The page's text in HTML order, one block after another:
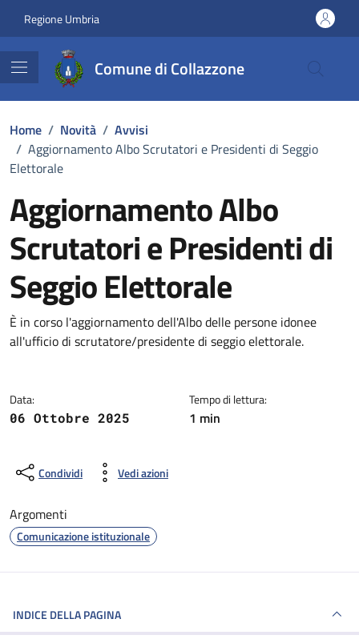
Regione Umbria
Comune di Collazzone
Home / Novità / Avvisi
/ Aggiornamento Albo Scrutatori e Presidenti di Seggio
Elettorale
Aggiornamento Albo
Scrutatori e Presidenti di
Seggio Elettorale
Dettagli della notizia
È in corso l'aggiornamento dell'Albo delle persone idonee
all'ufficio di scrutatore/presidente di seggio elettorale.
Data:
06 Ottobre 2025
Tempo di lettura:
1 min
Condividi Vedi azioni
Argomenti
Comunicazione istituzionale
INDICE DELLA PAGINA